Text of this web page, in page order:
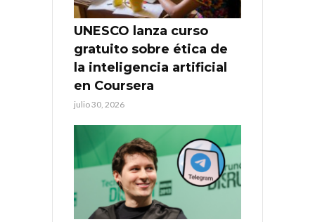
UNESCO lanza curso
gratuito sobre ética de
la inteligencia artificial
en Coursera
julio 30, 2026